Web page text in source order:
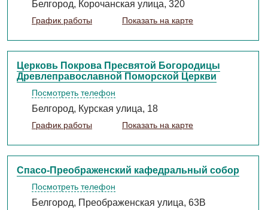
Белгород, Корочанская улица, 320
График работы Показать на карте
Церковь Покрова Пресвятой Богородицы
Древлеправославной Поморской Церкви
Посмотреть телефон
Белгород, Курская улица, 18
График работы Показать на карте
Спасо-Преображенский кафедральный собор
Посмотреть телефон
Белгород, Преображенская улица, 63В